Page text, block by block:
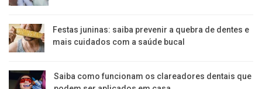
Festas juninas: saiba prevenir a quebra de dentes e
mais cuidados com a saúde bucal
Saiba como funcionam os clareadores dentais que